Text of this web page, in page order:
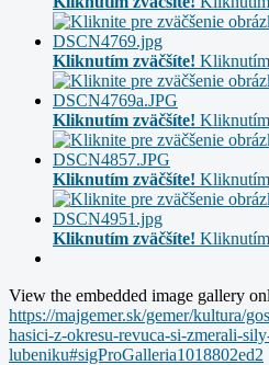
Kliknutím zväčšíte!
Kliknutím zväčšíte!
Kliknutím zväčšíte!
Kliknutím zväčšíte!
View the embedded image gallery
https://majgemer.sk/gemer/kultura/
hasici-z-okresu-revuca-si-zmerali-
lubeniku#sigProGalleria1018802ed2